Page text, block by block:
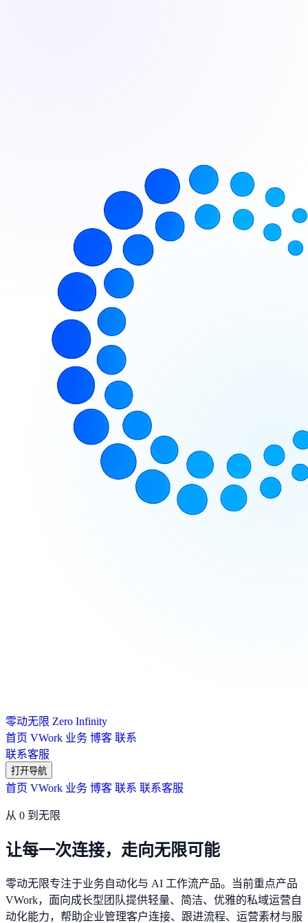
零动无限 Zero Infinity
首页 VWork 业务 博客 联系
联系客服
打开导航
首页 VWork 业务 博客 联系 联系客服
从 0 到无限
让每一次连接，走向无限可能
零动无限专注于业务自动化与 AI 工作流产品。当前重点产品
VWork，面向成长型团队提供轻量、简洁、优雅的私域运营自
动化能力，帮助企业管理客户连接、跟进流程、运营素材与服